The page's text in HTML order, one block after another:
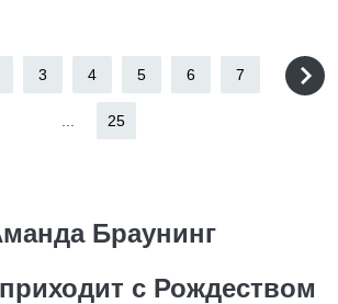
3 4 5 6 7
25
Браунинг
с Рождеством